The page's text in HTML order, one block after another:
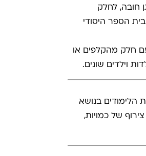
חובה, לחלק
הספר היסודי
חלק מהקלפים או
וילדים שונים.
הלימודים בנושא
של כמויות,